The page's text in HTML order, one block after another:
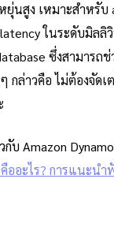
ยุ่นสูง เหมาะสำหรับ
ในระดับมิลลิ
ซึ่งสามารถช่
กล่าวคือ ไม่ต้องจัดเ
กับ Amazon
ออะไร? การแนะนำ